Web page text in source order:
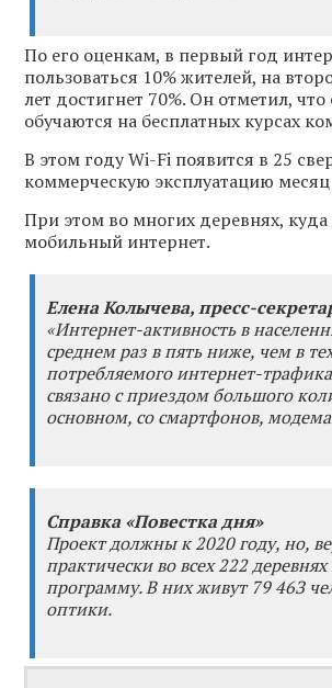
По его оценкам, в первый год
пользоваться 10% жителей, на
лет достигнет 70%. Он отметил,
обучаются на бесплатных курсах
В этом году Wi-Fi появится в 25
коммерческую эксплуатацию
При этом во многих деревнях,
мобильный интернет.
Елена Колычева, пресс-
«Интернет-активность в
среднем раз в пять ниже, чем в
потребляемого интернет-
связано с приездом большого
основном, со смартфонов,
Справка «Повестка дня»
Проект должны к 2020 году, но,
практически во всех 222
программу. В них живут 79 46З
оптики.